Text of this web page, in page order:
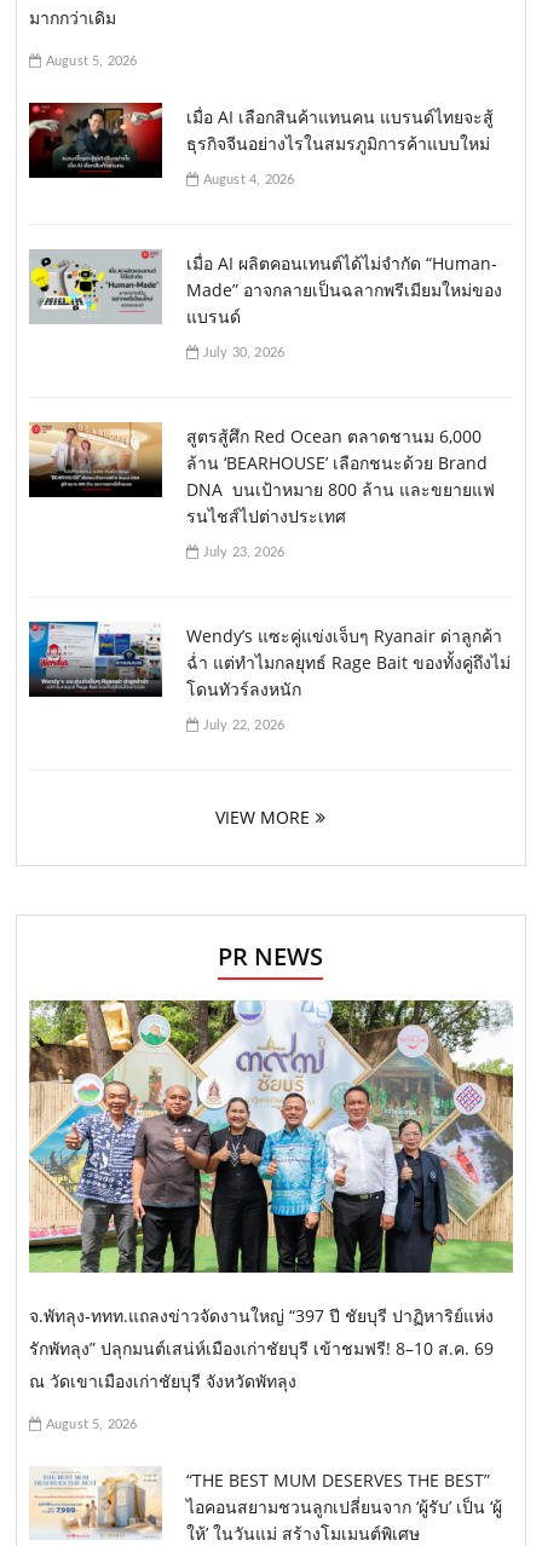
มากกว่าเดิม
August 5, 2026
เมื่อ AI เลือกสินค้าแทนคน แบรนด์ไทยจะสู้
ธุรกิจจีนอย่างไรในสมรภูมิการค้าแบบใหม่
August 4, 2026
เมื่อ AI ผลิตคอนเทนต์ได้ไม่จำกัด “Human-
Made” อาจกลายเป็นฉลากพรีเมียมใหม่ของ
แบรนด์
July 30, 2026
สูตรสู้ศึก Red Ocean ตลาดชานม 6,000
ล้าน ‘BEARHOUSE’ เลือกชนะด้วย Brand
DNA บนเป้าหมาย 800 ล้าน และขยายแฟ
รนไชส์ไปต่างประเทศ
July 23, 2026
Wendy’s แซะคู่แข่งเจ็บๆ Ryanair ด่าลูกค้า
ฉ่ำ แต่ทำไมกลยุทธ์ Rage Bait ของทั้งคู่ถึงไม่
โดนทัวร์ลงหนัก
July 22, 2026
VIEW MORE
PR NEWS
จ.พัทลุง-ททท.แถลงข่าวจัดงานใหญ่ “397 ปี ชัยบุรี ปาฏิหาริย์แห่ง
รักพัทลุง” ปลุกมนต์เสน่ห์เมืองเก่าชัยบุรี เข้าชมฟรี! 8–10 ส.ค. 69
ณ วัดเขาเมืองเก่าชัยบุรี จังหวัดพัทลุง
August 5, 2026
“THE BEST MUM DESERVES THE BEST”
ไอคอนสยามชวนลูกเปลี่ยนจาก ‘ผู้รับ’ เป็น ‘ผู้
ให้’ ในวันแม่ สร้างโมเมนต์พิเศษ